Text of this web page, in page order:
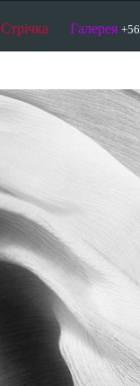
Стрічка Галерея +56